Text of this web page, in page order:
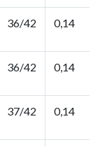
36/42 0,14
36/42 0,14
37/42 0,14